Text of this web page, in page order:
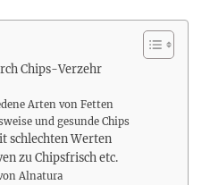
Chips-Verzehr
Arten von Fetten
und gesunde Chips
schlechten Werten
zu Chipsfrisch etc.
Alnatura